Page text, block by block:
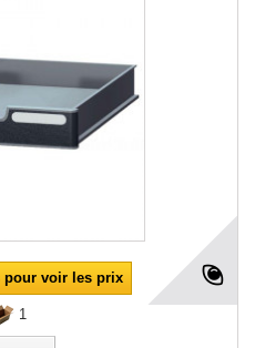
pour voir les prix
1